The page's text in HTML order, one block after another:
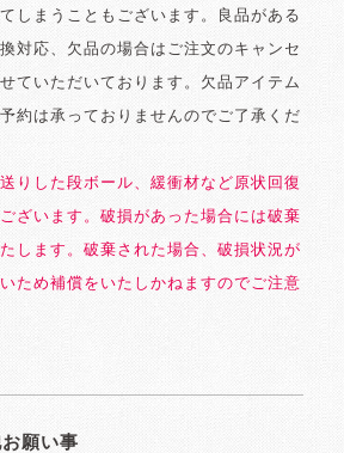
しまうこともございます。良品がある
対応、欠品の場合はご注文のキャンセ
ていただいております。欠品アイテム
約は承っておりませんのでご了承くだ
りした段ボール、緩衝材など原状回復
ざいます。破損があった場合には破棄
します。破棄された場合、破損状況が
ため補償をいたしかねますのでご注意
願い事